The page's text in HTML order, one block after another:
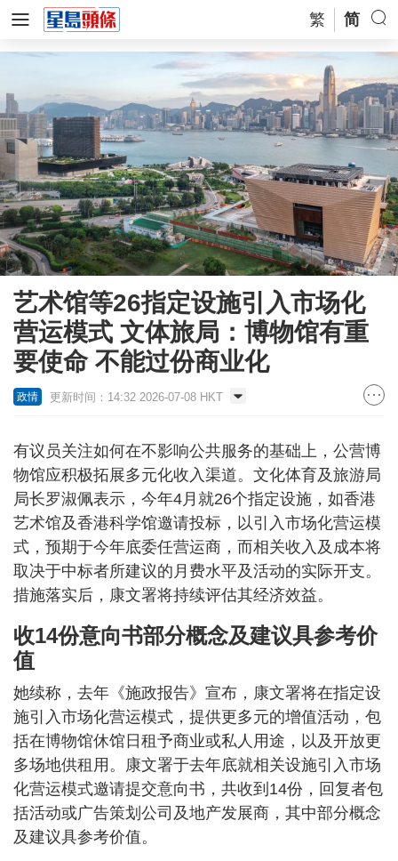
繁 简
艺术馆等26指定设施引入市场化
营运模式 文体旅局：博物馆有重
要使命 不能过份商业化
政情 更新时间：14:32 2026-07-08 HKT
有议员关注如何在不影响公共服务的基础上，公营博
物馆应积极拓展多元化收入渠道。文化体育及旅游局
局长罗淑佩表示，今年4月就26个指定设施，如香港
艺术馆及香港科学馆邀请投标，以引入市场化营运模
式，预期于今年底委任营运商，而相关收入及成本将
取决于中标者所建议的月费水平及活动的实际开支。
措施落实后，康文署将持续评估其经济效益。
收14份意向书部分概念及建议具参考价
值
她续称，去年《施政报告》宣布，康文署将在指定设
施引入市场化营运模式，提供更多元的增值活动，包
括在博物馆休馆日租予商业或私人用途，以及开放更
多场地供租用。康文署于去年底就相关设施引入市场
化营运模式邀请提交意向书，共收到14份，回复者包
括活动或广告策划公司及地产发展商，其中部分概念
及建议具参考价值。